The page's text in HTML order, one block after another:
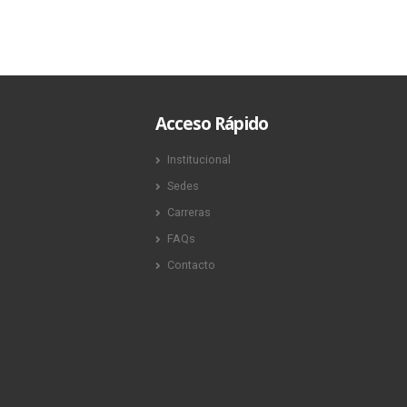
Acceso Rápido
Institucional
Sedes
Carreras
FAQs
Contacto